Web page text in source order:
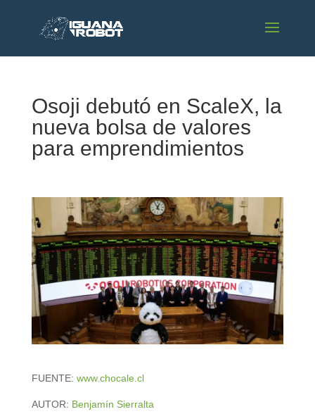
Osoji debutó en ScaleX, la
nueva bolsa de valores
para emprendimientos
FUENTE: www.chocale.cl
AUTOR: Benjamín Sierralta